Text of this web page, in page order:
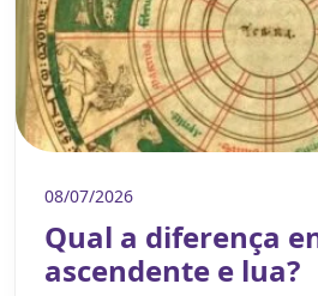
08/07/2026
Qual a diferença
ascendente e lua?